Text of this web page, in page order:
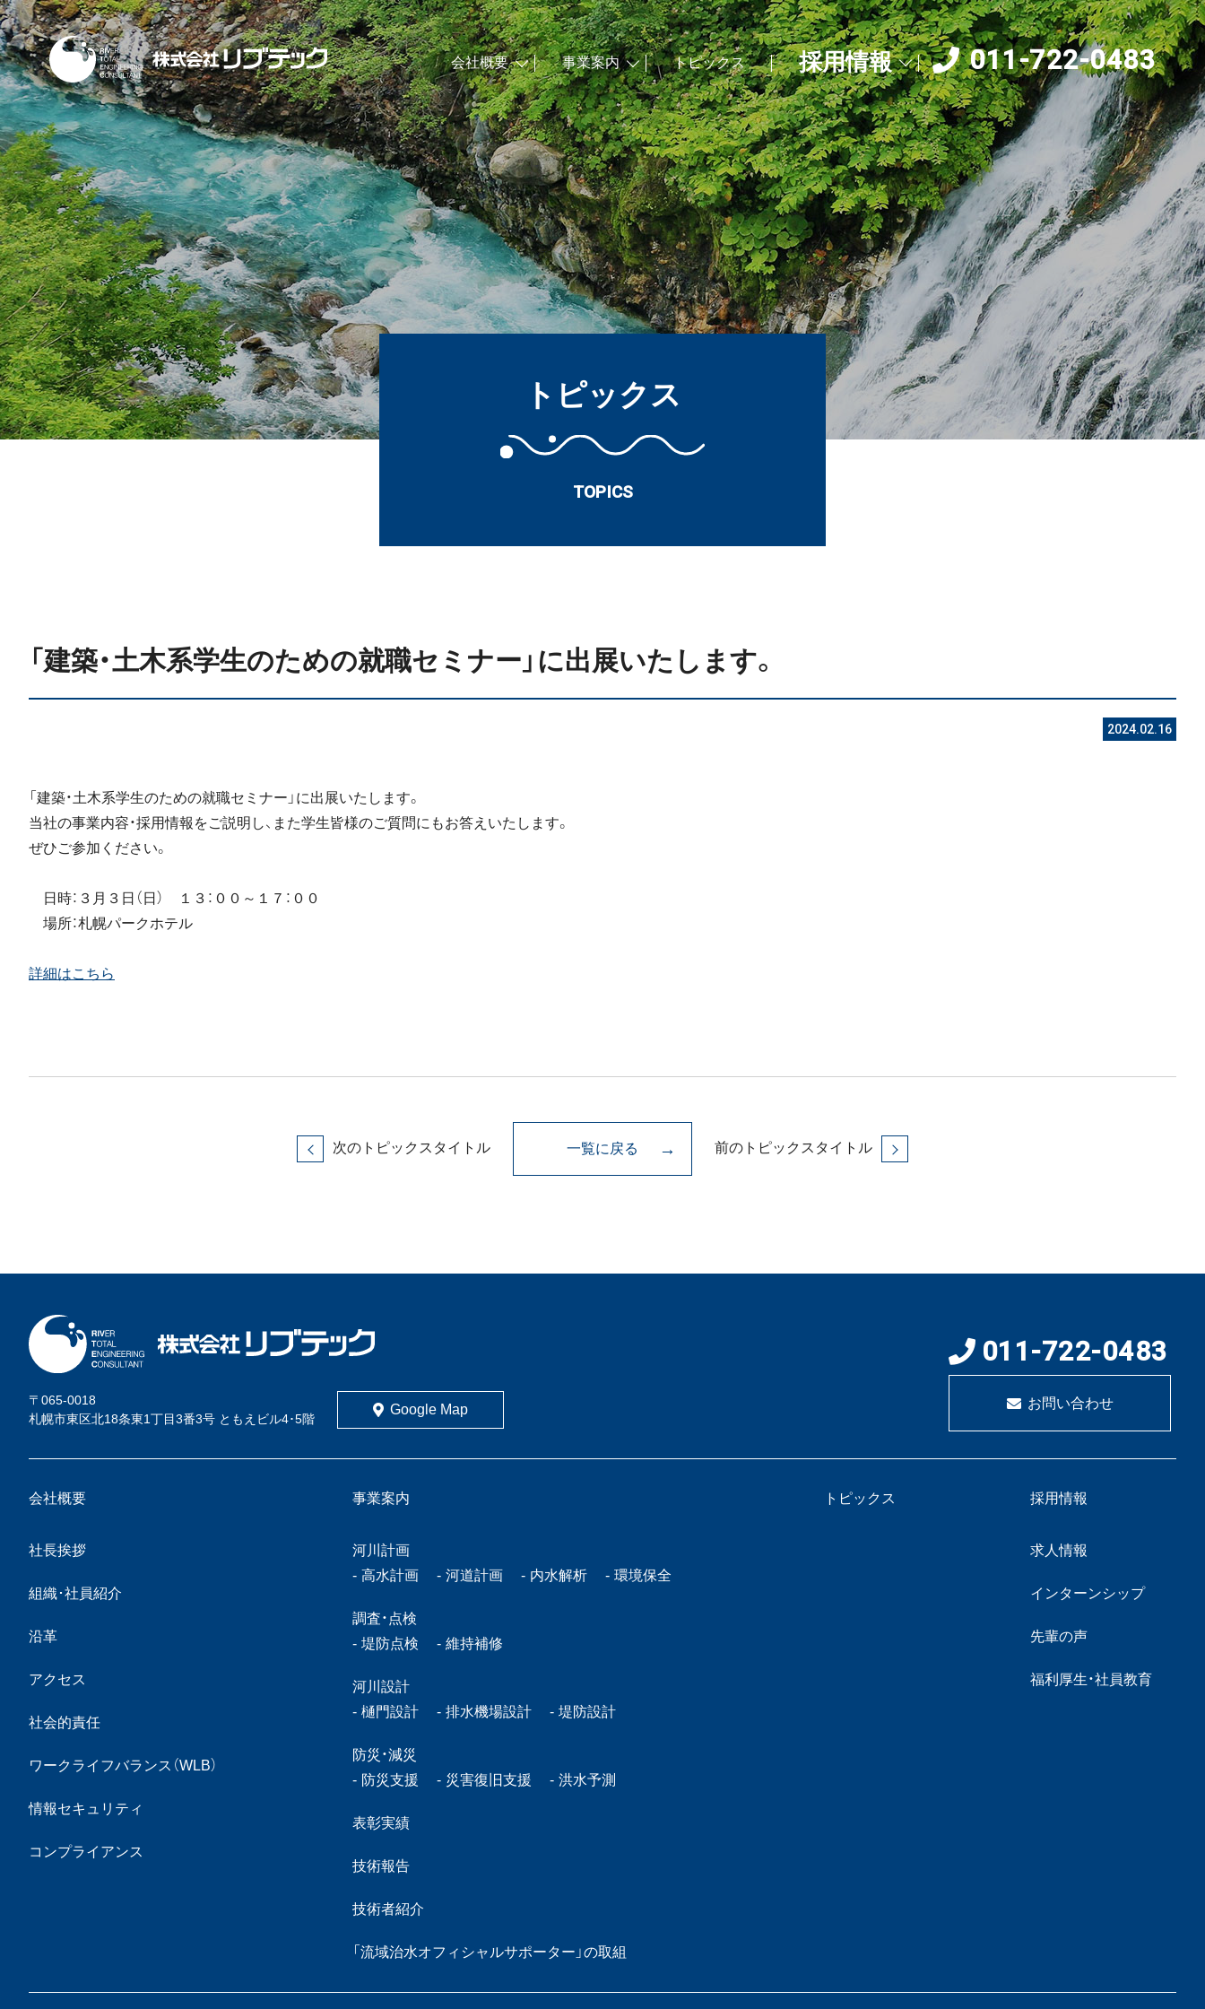
会社概要 事業案内 トピックス 採用情報 011-722-0483
トピックス
TOPICS
「建築・土木系学生のための就職セミナー」に出展いたします。
2024.02.16
「建築・土木系学生のための就職セミナー」に出展いたします。
当社の事業内容・採用情報をご説明し、また学生皆様のご質問にもお答えいたします。
ぜひご参加ください。
日時：３月３日（日） １３：００～１７：００
場所：札幌パークホテル
詳細はこちら
次のトピックスタイトル 一覧に戻る 前のトピックスタイトル
〒065-0018
札幌市東区北18条東1丁目3番3号 ともえビル4･5階
Google Map
011-722-0483
お問い合わせ
会社概要
社長挨拶
組織･社員紹介
沿革
アクセス
社会的責任
ワークライフバランス（WLB）
情報セキュリティ
コンプライアンス
事業案内
河川計画
高水計画
河道計画 内水解析 環境保全
調査・点検
堤防点検
維持補修
河川設計
樋門設計
排水機場設計 堤防設計
防災・減災
防災支援
災害復旧支援 洪水予測
表彰実績
技術報告
技術者紹介
「流域治水オフィシャルサポーター」の取組
トピックス 採用情報
求人情報
インターンシップ
先輩の声
福利厚生・社員教育